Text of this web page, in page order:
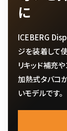
に
ICEBERG
ジを装着して
リキッド補充
加熱式タバコ
いモデルです。